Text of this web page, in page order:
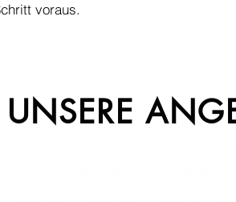
voraus.